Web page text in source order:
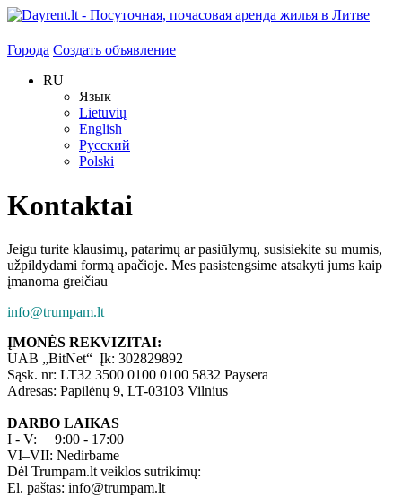
Города Создать объявление
RU
Язык
Lietuvių
English
Русский
Polski
Kontaktai
Jeigu turite klausimų, patarimų ar pasiūlymų, susisiekite su mumis,
užpildydami formą apačioje. Mes pasistengsime atsakyti jums kaip
įmanoma greičiau
info@trumpam.lt
ĮMONĖS REKVIZITAI:
UAB „BitNet“ Įk: 302829892
Sąsk. nr: LT32 3500 0100 0100 5832 Paysera
Adresas: Papilėnų 9, LT-03103 Vilnius
DARBO LAIKAS
I - V: 9:00 - 17:00
VI–VII: Nedirbame
Dėl Trumpam.lt veiklos sutrikimų:
El. paštas: info@trumpam.lt